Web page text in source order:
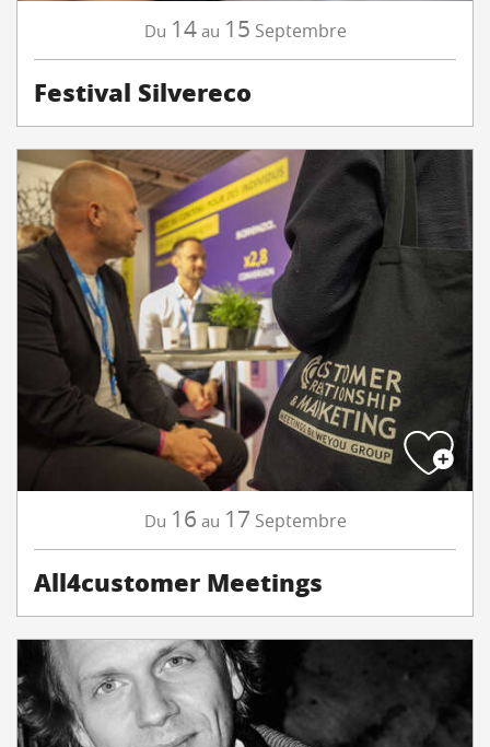
Du 14 au 15 Septembre
Festival Silvereco
Du 16 au 17 Septembre
All4customer Meetings